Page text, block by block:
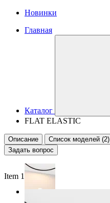
Новинки
Главная
Каталог
FLAT ELASTIC
Описание
Список моделей (2)
Задать вопрос
Item 1 of 2